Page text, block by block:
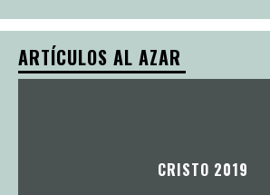
ARTÍCULOS AL AZAR
CRISTO 2019